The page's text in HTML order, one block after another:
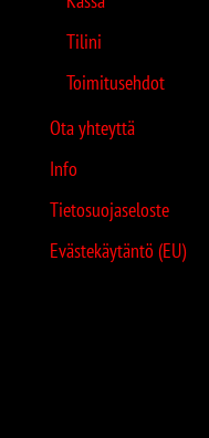
Tilini
Toimitusehdot
Ota yhteyttä
Info
Tietosuojaseloste
Evästekäytäntö (EU)